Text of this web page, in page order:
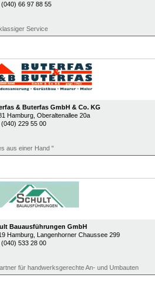
(040) 66 97 88 55
Service
& Buterfas GmbH & Co. KG
Hamburg, Oberaltenallee 20a
(040) 229 55 00
aus einer Hand "
Bauausführungen GmbH
Hamburg, Langenhorner Chaussee 299
(040) 533 28 00
für handwerksgerechte An- und Umbauten